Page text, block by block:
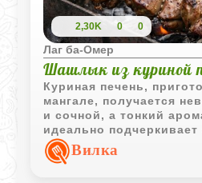
2,30K 0 0
Лаг ба-Омер
Шашлык из куриной
Куриная печень,
мангале, получается
и сочной, а тонкий
идеально подчеркивает
отличие от
деликатес не требует
Вилка